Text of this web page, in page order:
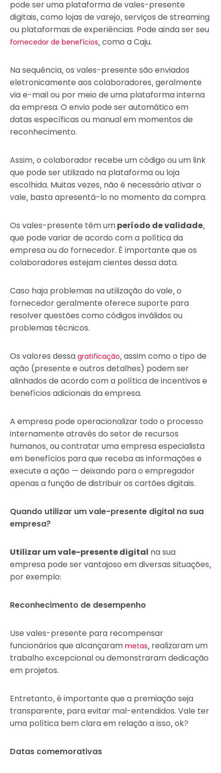
pode ser uma plataforma de vales-presente
digitais, como lojas de varejo, serviços de streaming
ou plataformas de experiências. Pode ainda ser seu
fornecedor de benefícios, como a Caju.
Na sequência, os vales-presente são enviados
eletronicamente aos colaboradores, geralmente
via e-mail ou por meio de uma plataforma interna
da empresa. O envio pode ser automático em
datas específicas ou manual em momentos de
reconhecimento.
Assim, o colaborador recebe um código ou um link
que pode ser utilizado na plataforma ou loja
escolhida. Muitas vezes, não é necessário ativar o
vale, basta apresentá-lo no momento da compra.
Os vales-presente têm umperíodo de validade,
que pode variar de acordo com a política da
empresa ou do fornecedor. É importante que os
colaboradores estejam cientes dessa data.
Caso haja problemas na utilização do vale, o
fornecedor geralmente oferece suporte para
resolver questões como códigos inválidos ou
problemas técnicos.
Os valores dessa gratificação, assim como o tipo de
ação (presente e outros detalhes) podem ser
alinhados de acordo com a política de incentivos e
benefícios adicionais da empresa.
A empresa pode operacionalizar todo o processo
internamente através do setor de recursos
humanos, ou contratar uma empresa especialista
em benefícios para que receba as informações e
execute a ação — deixando para o empregador
apenas a função de distribuir os cartões digitais.
Quando utilizar um vale-presente digital na sua
empresa?
Utilizar um vale-presente digital na sua
empresa pode ser vantajoso em diversas situações,
por exemplo:
Reconhecimento de desempenho
Use vales-presente para recompensar
funcionários que alcançaram metas, realizaram um
trabalho excepcional ou demonstraram dedicação
em projetos.
Entretanto, é importante que a premiação seja
transparente, para evitar mal-entendidos. Vale ter
uma política bem clara em relação a isso, ok?
Datas comemorativas